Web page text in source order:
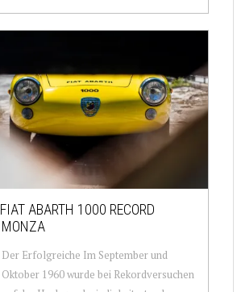
FIAT ABARTH 1000 RECORD
MONZA
Der Erfolgreiche Im September und
Oktober 1960 wurde bei Rekordversuchen